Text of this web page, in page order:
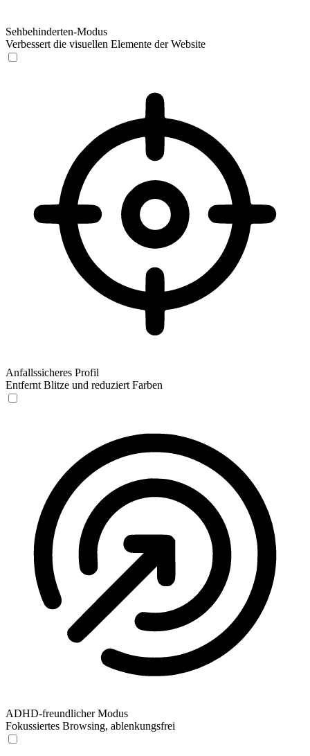
Sehbehinderten-Modus
Verbessert die visuellen Elemente der Website
Anfallssicheres Profil
Entfernt Blitze und reduziert Farben
ADHD-freundlicher Modus
Fokussiertes Browsing, ablenkungsfrei